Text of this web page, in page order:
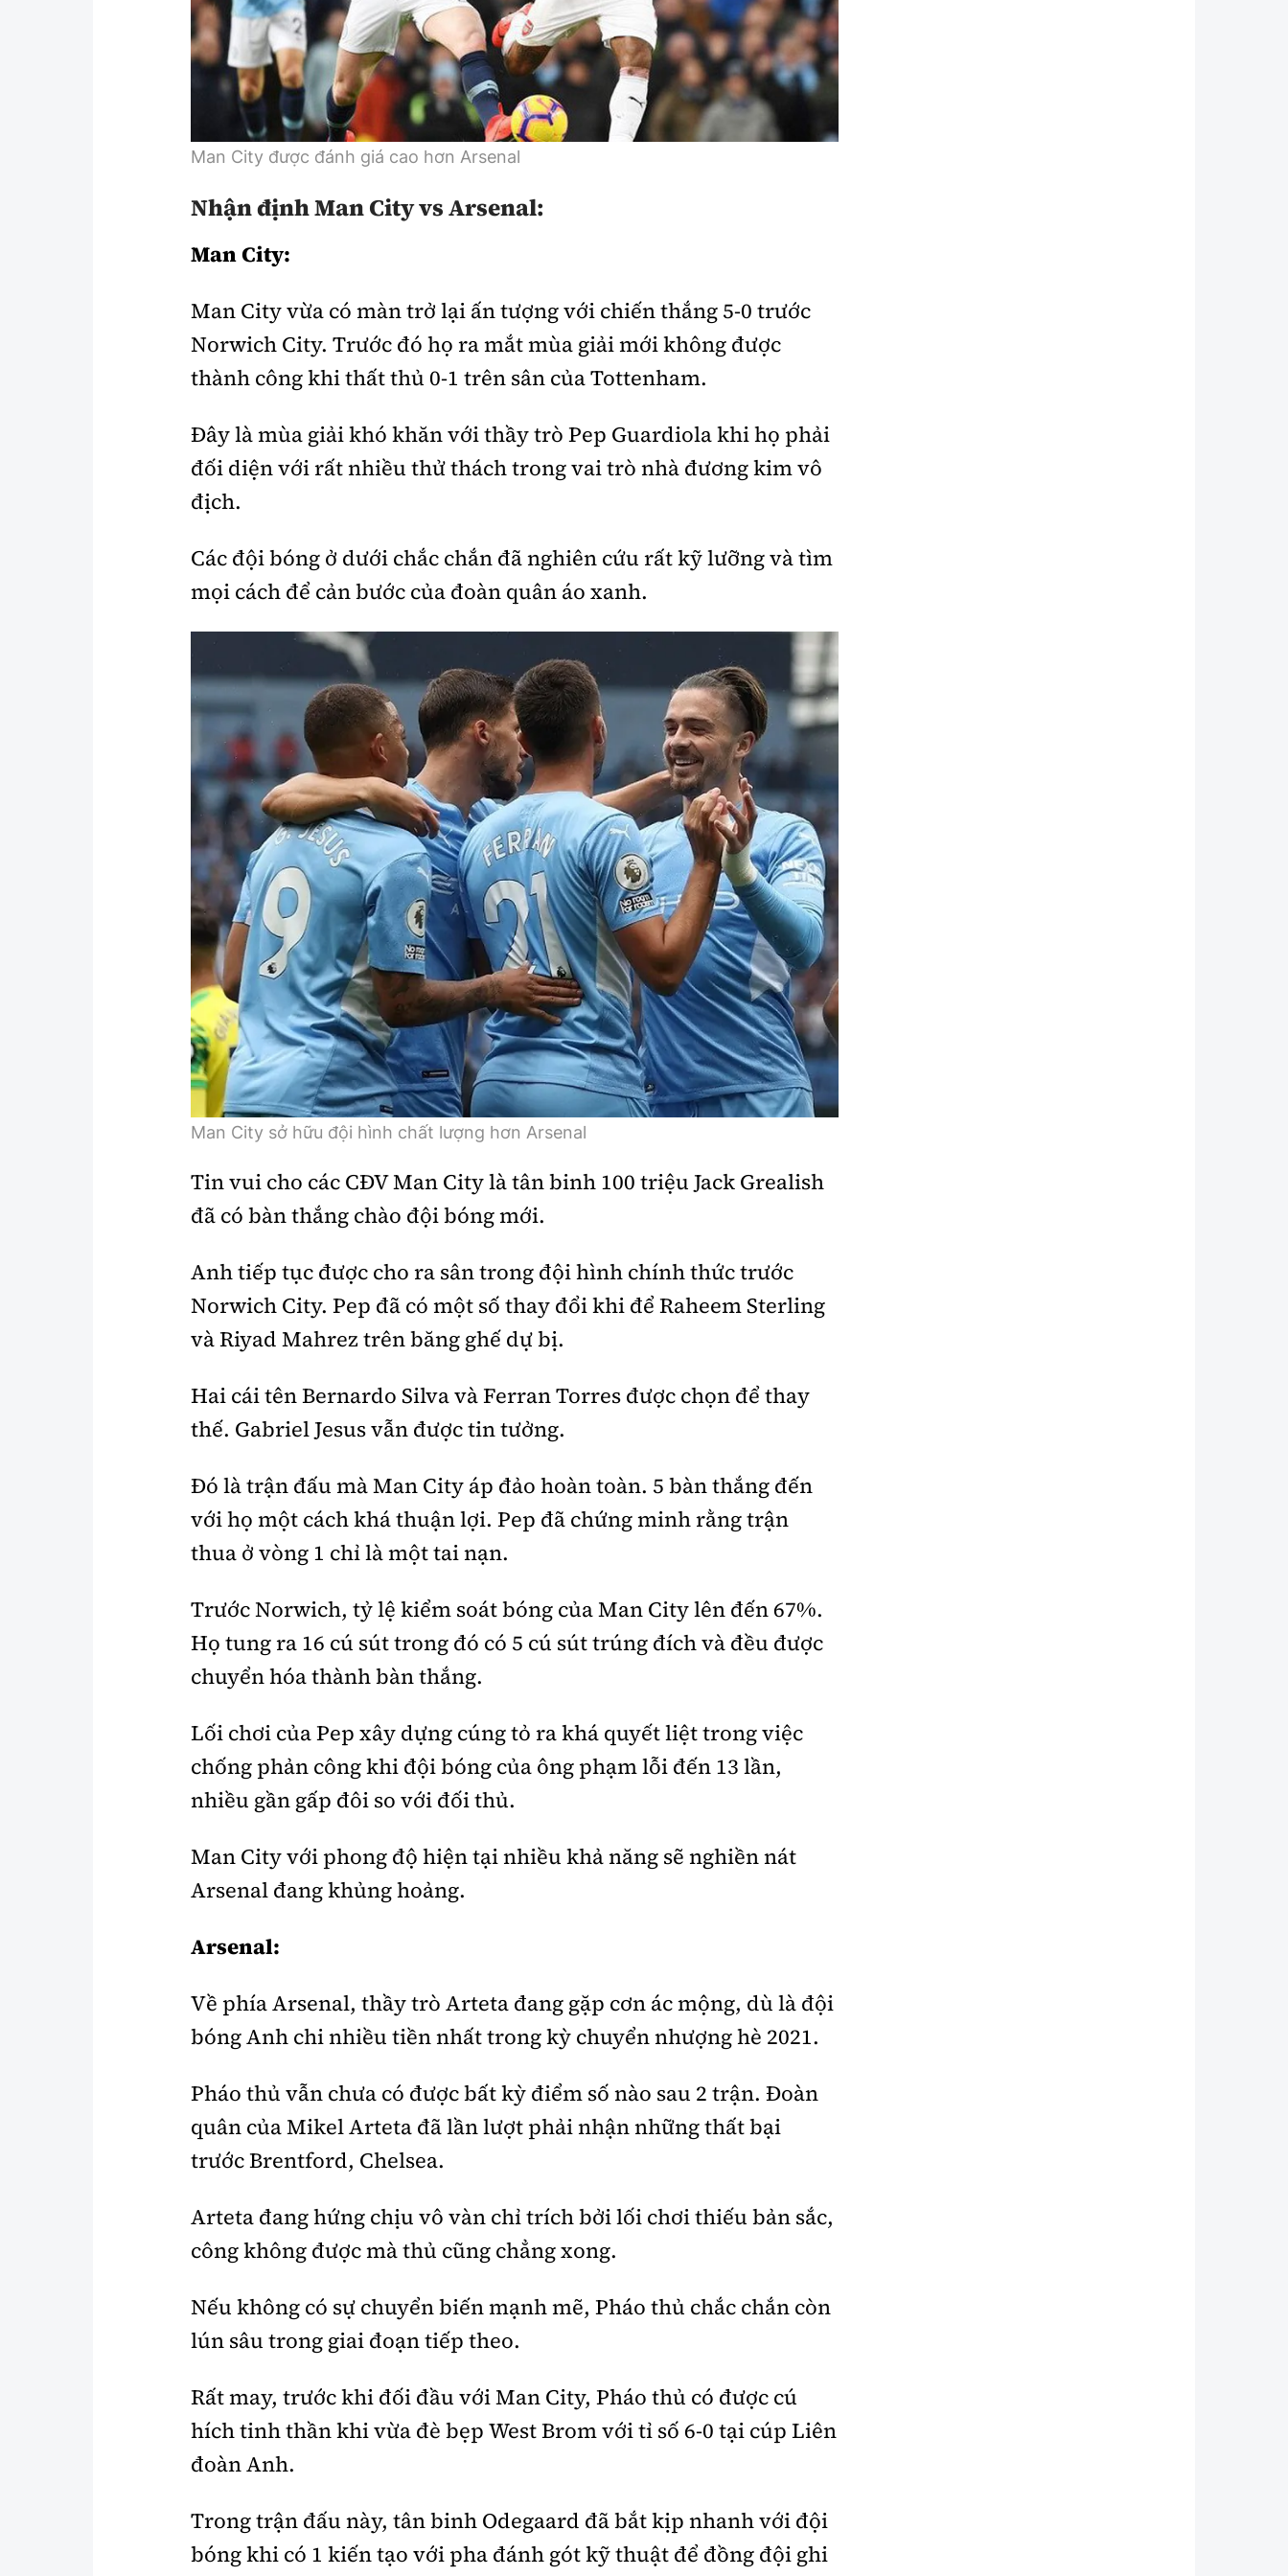
Lao động - Công đoàn
Showbiz
Điện ảnh
Âm nhạc
Bình luận
Hậu trường sao
360 độ thể thao
Sản phẩm mới
AI
Tư vấn
Thế giới giao thông
Thế giới xây dựng
Đi ++
Khám phá
Ẩm thực
Video
Khám phá
Câu chuyện giao thông
Lăng kính xây dựng
Giải trí - Thể thao
Man City được đánh giá cao hơn Arsenal
Nhận định Man City vs Arsenal:
Man City:
Man City vừa có màn trở lại ấn tượng với chiến thắng 5-0 trước
Norwich City. Trước đó họ ra mắt mùa giải mới không được
thành công khi thất thủ 0-1 trên sân của Tottenham.
Đây là mùa giải khó khăn với thầy trò Pep Guardiola khi họ phải
đối diện với rất nhiều thử thách trong vai trò nhà đương kim vô
địch.
Các đội bóng ở dưới chắc chắn đã nghiên cứu rất kỹ lưỡng và tìm
mọi cách để cản bước của đoàn quân áo xanh.
Man City sở hữu đội hình chất lượng hơn Arsenal
Tin vui cho các CĐV Man City là tân binh 100 triệu Jack Grealish
đã có bàn thắng chào đội bóng mới.
Anh tiếp tục được cho ra sân trong đội hình chính thức trước
Norwich City. Pep đã có một số thay đổi khi để Raheem Sterling
và Riyad Mahrez trên băng ghế dự bị.
Hai cái tên Bernardo Silva và Ferran Torres được chọn để thay
thế. Gabriel Jesus vẫn được tin tưởng.
Đó là trận đấu mà Man City áp đảo hoàn toàn. 5 bàn thắng đến
với họ một cách khá thuận lợi. Pep đã chứng minh rằng trận
thua ở vòng 1 chỉ là một tai nạn.
Trước Norwich, tỷ lệ kiểm soát bóng của Man City lên đến 67%.
Họ tung ra 16 cú sút trong đó có 5 cú sút trúng đích và đều được
chuyển hóa thành bàn thắng.
Lối chơi của Pep xây dựng cúng tỏ ra khá quyết liệt trong việc
chống phản công khi đội bóng của ông phạm lỗi đến 13 lần,
nhiều gần gấp đôi so với đối thủ.
Man City với phong độ hiện tại nhiều khả năng sẽ nghiền nát
Arsenal đang khủng hoảng.
Arsenal:
Về phía Arsenal, thầy trò Arteta đang gặp cơn ác mộng, dù là đội
bóng Anh chi nhiều tiền nhất trong kỳ chuyển nhượng hè 2021.
Pháo thủ vẫn chưa có được bất kỳ điểm số nào sau 2 trận. Đoàn
quân của Mikel Arteta đã lần lượt phải nhận những thất bại
trước Brentford, Chelsea.
Arteta đang hứng chịu vô vàn chỉ trích bởi lối chơi thiếu bản sắc,
công không được mà thủ cũng chẳng xong.
Nếu không có sự chuyển biến mạnh mẽ, Pháo thủ chắc chắn còn
lún sâu trong giai đoạn tiếp theo.
Rất may, trước khi đối đầu với Man City, Pháo thủ có được cú
hích tinh thần khi vừa đè bẹp West Brom với tỉ số 6-0 tại cúp Liên
đoàn Anh.
Trong trận đấu này, tân binh Odegaard đã bắt kịp nhanh với đội
bóng khi có 1 kiến tạo với pha đánh gót kỹ thuật để đồng đội ghi